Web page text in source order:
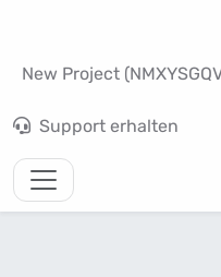
New Project
Support erhalten